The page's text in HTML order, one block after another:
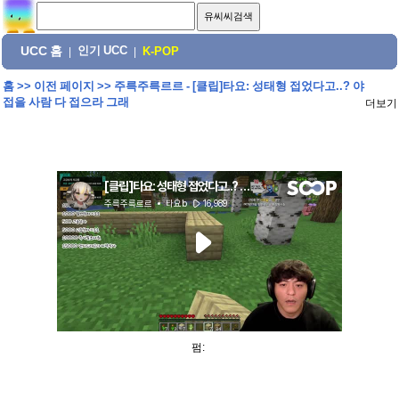
UCC 홈 인기 UCC K-POP
홈>> 이전 페이지 >> 주륵주륵르르 - [클립]타요: 성태형 접었다고..? 야
접을 사람 다 접으라 그래
더보기
펌: